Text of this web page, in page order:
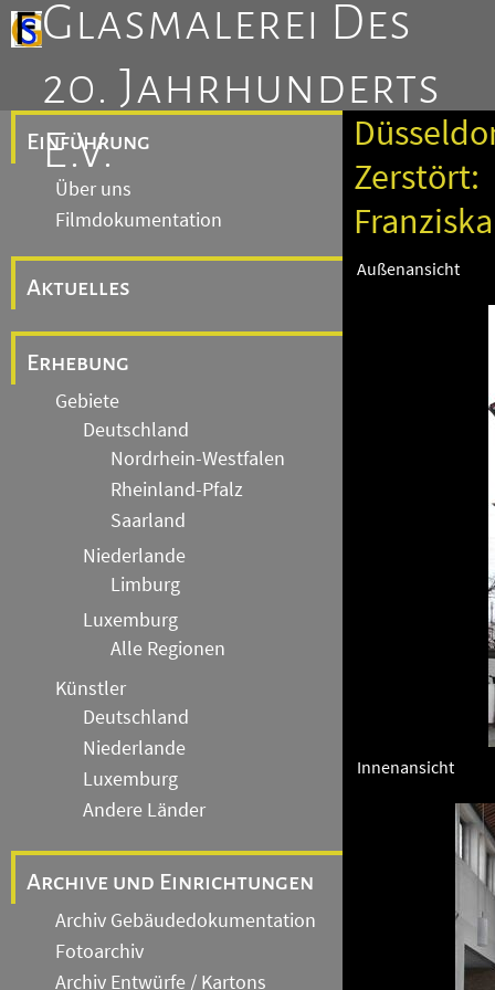
Glasmalerei Des
20. Jahrhunderts
E.V.
Einführung
Über uns
Filmdokumentation
Aktuelles
Erhebung
Gebiete
Deutschland
Nordrhein-Westfalen
Rheinland-Pfalz
Saarland
Niederlande
Limburg
Luxemburg
Alle Regionen
Künstler
Deutschland
Niederlande
Luxemburg
Andere Länder
Archive und Einrichtungen
Archiv Gebäudedokumentation
Fotoarchiv
Archiv Entwürfe / Kartons
Zerstört:
Außenansicht
Innenansicht